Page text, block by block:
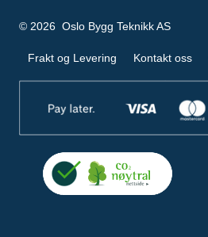
© 2026 Oslo Bygg Teknikk AS
Frakt og Levering Kontakt oss